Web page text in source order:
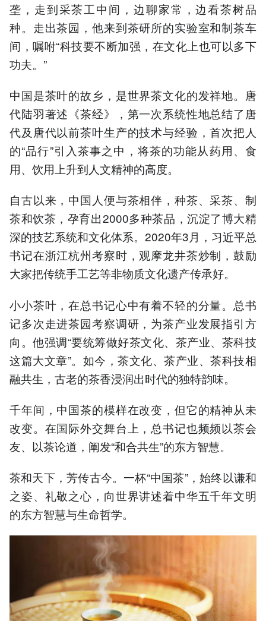
垄，走到采茶工中间，边聊家常，边看茶树品
种。走出茶园，他来到茶研所的实验室和制茶车
间，嘱咐“科技要不断加强，在文化上也可以多下
功夫。”
中国是茶叶的故乡，是世界茶文化的发祥地。唐
代陆羽著述《茶经》，第一次系统性地总结了唐
代及唐代以前茶叶生产的技术与经验，首次把人
的“品行”引入茶事之中，将茶的功能从药用、食
用、饮用上升到人文精神的高度。
自古以来，中国人便与茶相伴，种茶、采茶、制
茶和饮茶，孕育出2000多种茶品，沉淀了博大精
深的技艺系统和文化体系。2020年3月，习近平总
书记在浙江杭州考察时，观摩龙井茶炒制，鼓励
大家把传统手工艺等非物质文化遗产传承好。
小小茶叶，在总书记心中有着不轻的分量。总书
记多次走进茶园考察调研，为茶产业发展指引方
向。他强调“要统筹做好茶文化、茶产业、茶科技
这篇大文章”。如今，茶文化、茶产业、茶科技相
融共生，古老的茶香浸润出时代的独特韵味。
千年间，中国茶的模样在改变，但它的精神从未
改变。在国际外交舞台上，总书记也频频以茶会
友、以茶论道，阐发“和合共生”的东方智慧。
茶和天下，芳传古今。一杯“中国茶”，始终以谦和
之姿、礼敬之心，向世界讲述着中华五千年文明
的东方智慧与生命哲学。